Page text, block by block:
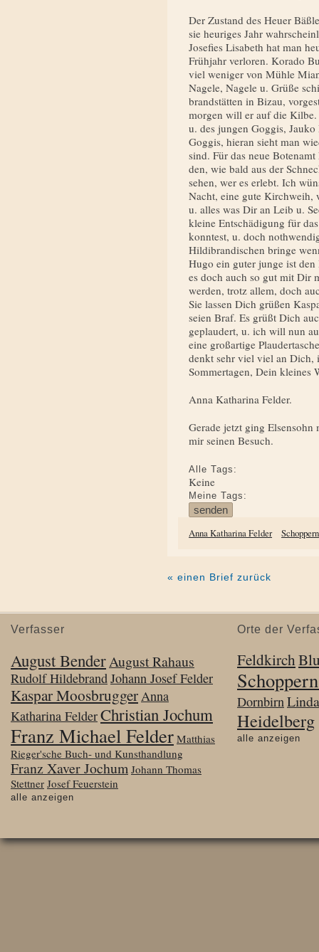
Der Zustand des Heuer
sie heuriges Jahr
Josefies Lisabeth hat man
Frühjahr verloren. Korado
viel weniger von Mühle
Nagele, Nagele u. Grüße
brandstätten in Bizau,
morgen will er auf die
u. des jungen Goggis,
Goggis, hieran sieht man
sind. Für das neue
den, wie bald aus der
sehen, wer es erlebt. Ich
Nacht, eine gute Kirchweih,
u. alles was Dir an Leib u.
kleine Entschädigung für
konntest, u. doch
Hildibrandischen bringe
Hugo ein guter junge ist
es doch auch so gut mit Dir
werden, trotz allem, doch
Sie lassen Dich grüßen
seien Braf. Es grüßt Dich
geplaudert, u. ich will nun
eine großartige
denkt sehr viel viel an Dich,
Sommertagen, Dein kleines
Anna Katharina Felder.
Gerade jetzt ging
mir seinen Besuch.
Alle Tags:
Keine
Meine Tags:
Anna Katharina Felder
« einen Brief zurück
Verfasser
August BenderAugust Rahaus
Rudolf HildebrandJohann Josef Felder
Kaspar MoosbruggerAnna
Katharina FelderChristian Jochum
Franz Michael Felder Matthias
Rieger'sche Buch- und Kunsthandlung
Franz Xaver Jochum Johann Thomas
Stettner Josef Feuerstein
alle anzeigen
Orte der
Feldkirch
Dornbirn
Heidelberg
alle anzeigen